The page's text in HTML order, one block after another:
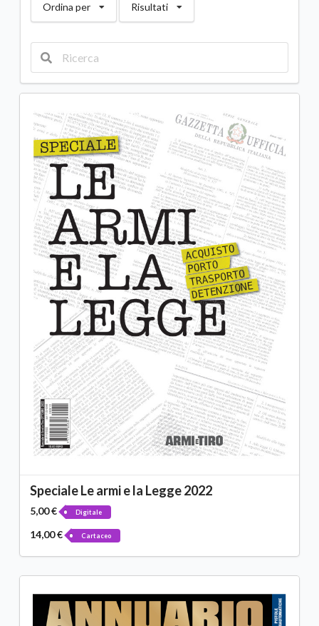
Ordina per Risultati
Speciale Le armi e la Legge 2022
5,00 € Digitale
14,00 € Cartaceo